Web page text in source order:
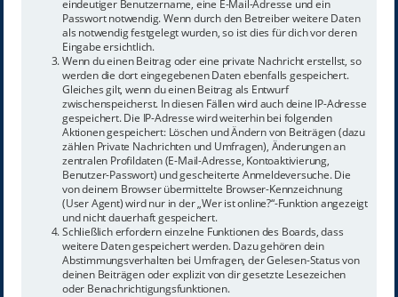
eindeutiger Benutzername, eine E-Mail-Adresse und ein
Passwort notwendig. Wenn durch den Betreiber weitere Daten
als notwendig festgelegt wurden, so ist dies für dich vor deren
Eingabe ersichtlich.
Wenn du einen Beitrag oder eine private Nachricht erstellst, so
werden die dort eingegebenen Daten ebenfalls gespeichert.
Gleiches gilt, wenn du einen Beitrag als Entwurf
zwischenspeicherst. In diesen Fällen wird auch deine IP-Adresse
gespeichert. Die IP-Adresse wird weiterhin bei folgenden
Aktionen gespeichert: Löschen und Ändern von Beiträgen (dazu
zählen Private Nachrichten und Umfragen), Änderungen an
zentralen Profildaten (E-Mail-Adresse, Kontoaktivierung,
Benutzer-Passwort) und gescheiterte Anmeldeversuche. Die
von deinem Browser übermittelte Browser-Kennzeichnung
(User Agent) wird nur in der „Wer ist online?“-Funktion angezeigt
und nicht dauerhaft gespeichert.
Schließlich erfordern einzelne Funktionen des Boards, dass
weitere Daten gespeichert werden. Dazu gehören dein
Abstimmungsverhalten bei Umfragen, der Gelesen-Status von
deinen Beiträgen oder explizit von dir gesetzte Lesezeichen
oder Benachrichtigungsfunktionen.